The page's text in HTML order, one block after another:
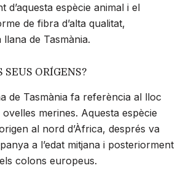
d’aquesta espècie animal i el
de fibra d’alta qualitat,
de Tasmània.
SEUS ORÍGENS?
de Tasmània fa referència al lloc
merines. Aquesta espècie
al nord d’Àfrica, després va
a l’edat mitjana i posteriorment
colons europeus.